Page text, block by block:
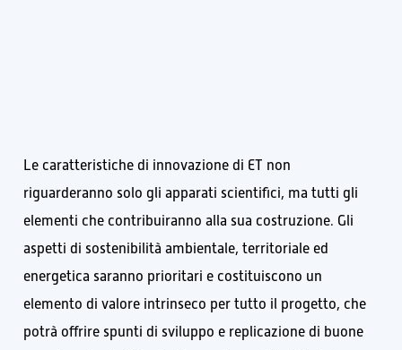
Le caratteristiche di innovazione di ET non
riguarderanno solo gli apparati scientifici, ma tutti gli
elementi che contribuiranno alla sua costruzione. Gli
aspetti di sostenibilità ambientale, territoriale ed
energetica saranno prioritari e costituiscono un
elemento di valore intrinseco per tutto il progetto, che
potrà offrire spunti di sviluppo e replicazione di buone